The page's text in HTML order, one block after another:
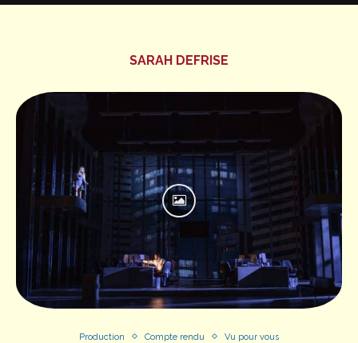
SARAH DEFRISE
Production Compte rendu Vu pour vous